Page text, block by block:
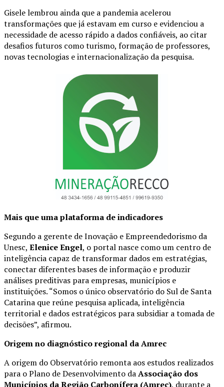
Gisele lembrou ainda que a pandemia acelerou
transformações que já estavam em curso e evidenciou a
necessidade de acesso rápido a dados confiáveis, ao citar
desafios futuros como turismo, formação de professores,
novas tecnologias e internacionalização da pesquisa.
Mais que uma plataforma de indicadores
Segundo a gerente de Inovação e Empreendedorismo da
Unesc, Elenice Engel, o portal nasce como um centro de
inteligência capaz de transformar dados em estratégias,
conectar diferentes bases de informação e produzir
análises preditivas para empresas, municípios e
instituições. “Somos o único observatório do Sul de Santa
Catarina que reúne pesquisa aplicada, inteligência
territorial e dados estratégicos para subsidiar a tomada de
decisões”, afirmou.
Origem no diagnóstico regional da Amrec
A origem do Observatório remonta aos estudos realizados
para o Plano de Desenvolvimento daAssociação dos
Municípios da Região Carbonífera (Amrec), durante a